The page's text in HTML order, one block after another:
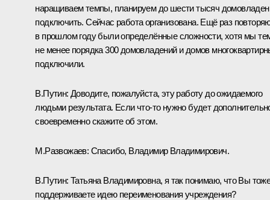
наращиваем темпы, планируем до шести тысяч
подключить. Сейчас работа организована. Ещё раз
в прошлом году были определённые сложности, хотя мы
не менее порядка 300 домовладений и домов
подключили.
В.Путин: Доводите, пожалуйста, эту работу до ожидаемого
людьми результата. Если что-то нужно будет
своевременно скажите об этом.
М.Развожаев: Спасибо, Владимир Владимирович.
В.Путин: Татьяна Владимировна, я так понимаю, что Вы
поддерживаете идею переименования учреждения?